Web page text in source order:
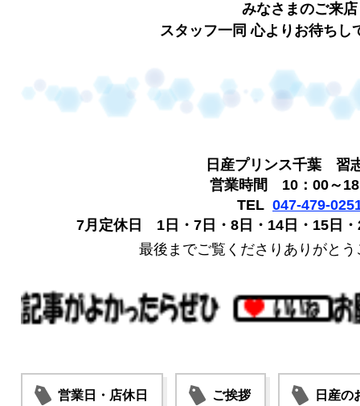
みなさまのご来店
スタッフ一同 心よりお待ちし
日産プリンス千葉 習
営業時間 10：00～
TEL 047-479-
7月定休日 1日・7日・8日・14日・15日
最後までご覧くださりありがと
営業日・店休日 ご挨拶 日産の